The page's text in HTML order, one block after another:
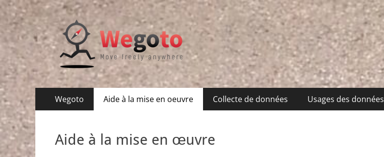
Wegoto
Move freely anywhere
Menu
principal
Wegoto Aide à la mise en oeuvre Collecte de données Usages des données
Aide à la mise en œuvre